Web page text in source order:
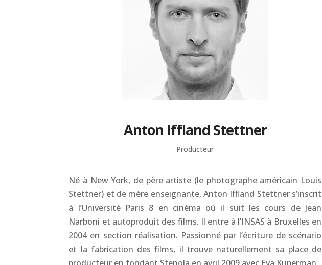
Anton Iffland Stettner
Producteur
Né à New York, de père artiste (le photographe américain Louis
Stettner) et de mère enseignante, Anton Iffland Stettner s’inscrit
à l’Université Paris 8 en cinéma où il suit les cours de Jean
Narboni et autoproduit des films. Il entre à l’INSAS à Bruxelles en
2004 en section réalisation. Passionné par l’écriture de scénario
et la fabrication des films, il trouve naturellement sa place de